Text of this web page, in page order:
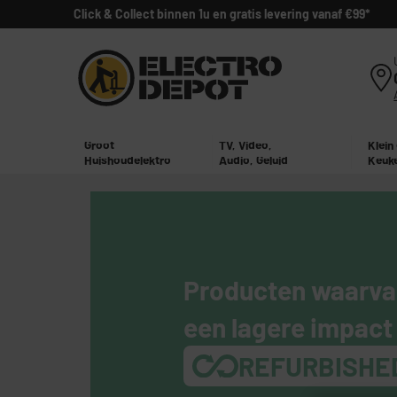
Click & Collect binnen 1u en gratis levering vanaf €99*
Groot
Huishoudelektro
TV, Video,
Audio, Geluid
Producten
een lagere